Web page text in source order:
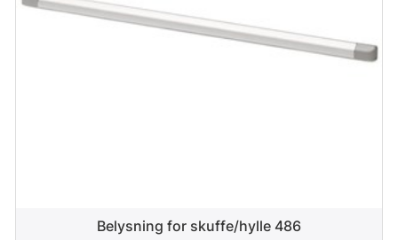
Belysning for skuffe/hylle 486